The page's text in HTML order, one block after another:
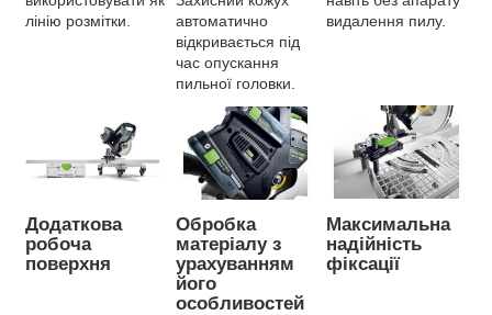
лінію розмітки.
автоматично
відкривається під
час опускання
пильної головки.
видалення пилу.
Додаткова
робоча
поверхня
Обробка
матеріалу з
урахуванням
його
особливостей
Максимальна
надійність
фіксації